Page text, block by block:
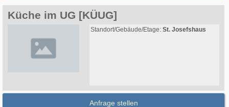
Küche im UG [KÜUG]
Standort/Gebäude/Etage: St. Josefshaus
Anfrage stellen